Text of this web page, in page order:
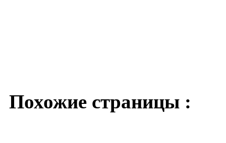
Похожие страницы :